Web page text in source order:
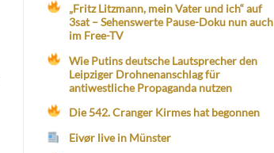
„Fritz Litzmann, mein Vater und ich“ auf
3sat – Sehenswerte Pause-Doku nun auch
im Free-TV
Wie Putins deutsche Lautsprecher den
Leipziger Drohnenanschlag für
antiwestliche Propaganda nutzen
Die 542. Cranger Kirmes hat begonnen
Eivør live in Münster